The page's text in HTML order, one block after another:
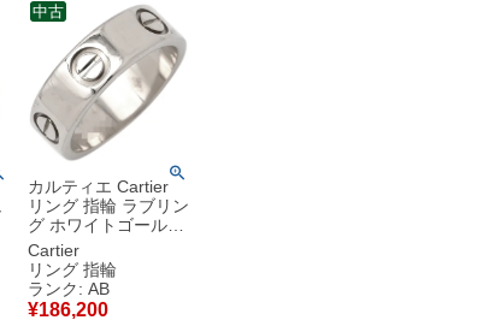
カルティエ Cartier
リング 指輪 ラブリン
グ ホワイトゴールド
#49(JP9) クラシック
モデル LOVE Ring
750 18K WG 8.5号
B4084700 【中古】
中古品
Cartier
リング 指輪
ランク: AB
¥186,200
中古